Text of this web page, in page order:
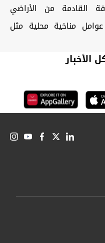
القادمة من الأراضي
عوامل مناخية محلية مثل